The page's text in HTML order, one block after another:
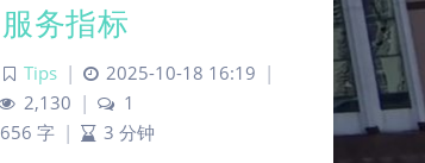
服务指标
Tips | 2025-10-18 16:19 |
2,130 |
1
656 字 | 3 分钟